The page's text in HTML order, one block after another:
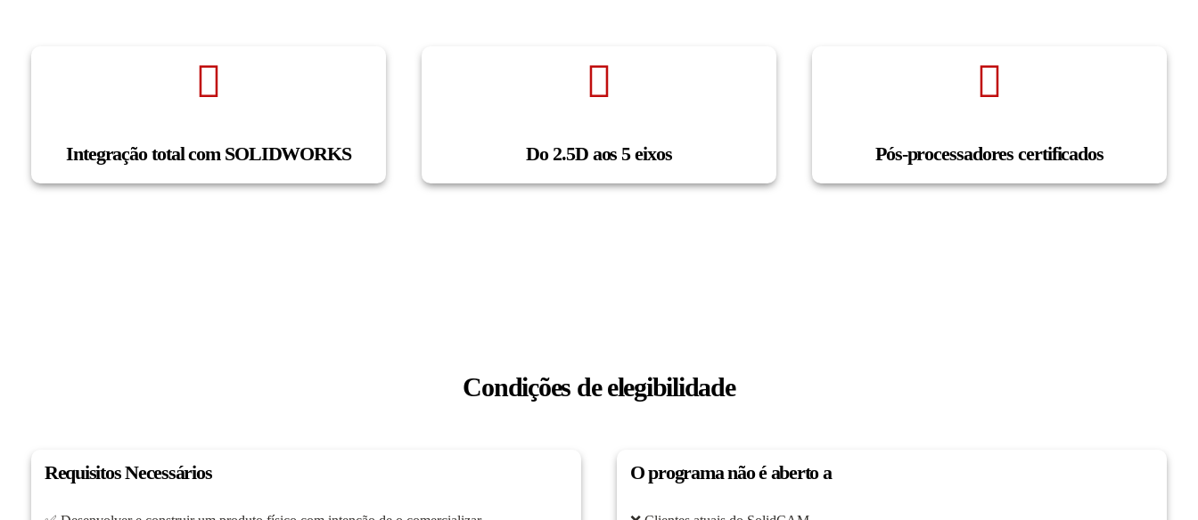
Integração total com SOLIDWORKS Do 2.5D aos 5 eixos Pós-processadores certificados
Condições de elegibilidade
Requisitos Necessários O programa não é aberto a